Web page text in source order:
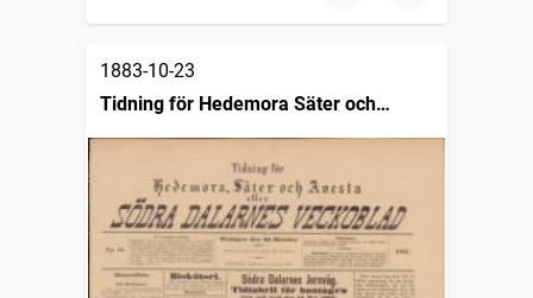
1883-10-23
Tidning för Hedemora Säter och